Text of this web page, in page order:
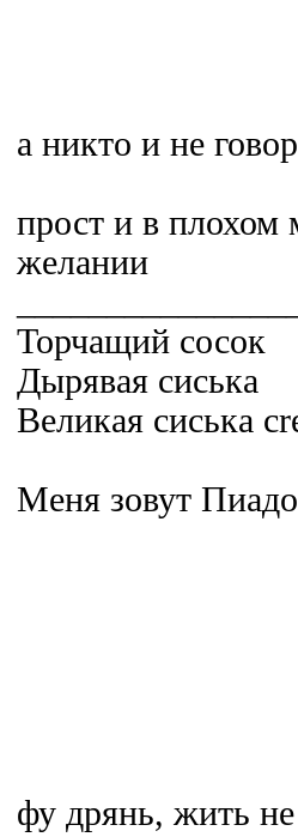
а никто и не
прост и в плохом
желании
Торчащий сосок
Дырявая сиська
Великая сиська
Меня зовут
фу дрянь, жить